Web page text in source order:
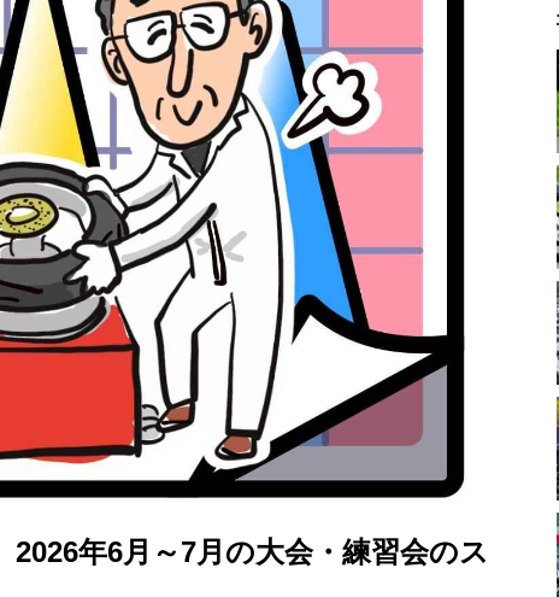
2026年6月～7月の大会・練習会のス